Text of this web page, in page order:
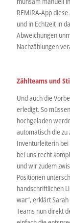
REMIRA-App
und in Echtzeit in
Abweichungen
Nachzählungen
Zählteams und
Und auch die
erledigt. So
hochgeladen
automatisch die
Inventurleiterin bei
bei uns recht
und wir zudem
Positionen
handschriftlichen
war“, erklärt
Teams nun direkt